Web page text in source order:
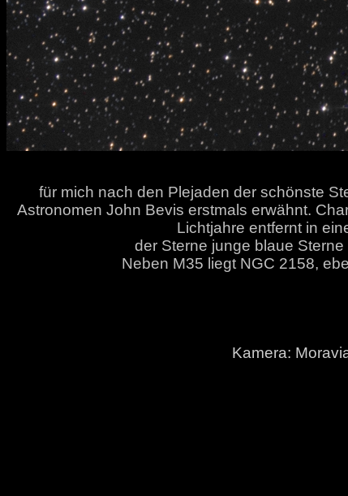
für mich nach den Plejaden der schönste
Astronomen John Bevis erstmals erwähnt.
Lichtjahre entfernt in
der Sterne junge blaue
Neben M35 liegt NGC 2158,
Kamera: